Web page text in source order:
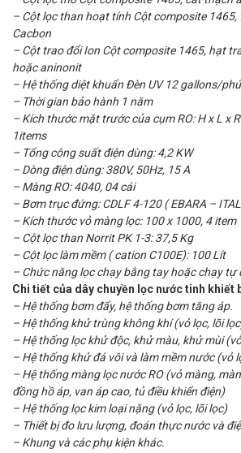
– Cột lọc than hoạt tính Cột composite
Cacbon
– Cột trao đổi Ion Cột composite 1465, hạt
hoặc aninonit
– Hệ thống diệt khuẩn Đèn UV 12 gallons/
– Thời gian bảo hành 1 năm
– Kích thước mặt trước của cụm RO: H x L x
1items
– Tổng công suất điện dùng: 4,2 KW
– Dòng điện dùng: 380V, 50Hz, 15 A
– Màng RO: 4040, 04 cái
– Bơm trục đứng: CDLF 4-120 ( EBARA –
– Kích thước vỏ màng lọc: 100 x 1000, 4 item
– Cột lọc than Norrit PK 1-3: 37,5 Kg
– Cột lọc làm mềm ( cation C100E): 100 Lít
– Chức năng lọc chạy bằng tay hoặc chạy tự
Chi tiết của dây chuyền lọc nước tinh khiết
– Hệ thống bơm đẩy, hệ thống bơm tăng áp.
– Hệ thống khử trùng không khí (vỏ lọc, lõi
– Hệ thống lọc khử độc, khử màu, khử mùi
– Hệ thống khử đá vôi và làm mềm nước (vỏ
– Hệ thống màng lọc nước RO (vỏ màng,
đồng hồ áp, van áp cao, tủ điều khiển điện)
– Hệ thống lọc kim loại nặng (vỏ lọc, lõi lọc)
– Thiết bị đo lưu lượng, đoán thực nước và
– Khung và các phụ kiện khác.